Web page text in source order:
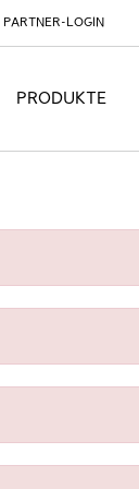
PARTNER-LOGIN
PRODUKTE